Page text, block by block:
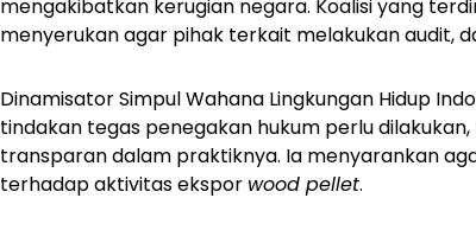
mengakibatkan kerugian negara. Koalisi yang
menyerukan agar pihak terkait melakukan audit,
Dinamisator Simpul Wahana Lingkungan Hidup
tindakan tegas penegakan hukum perlu
transparan dalam praktiknya. Ia menyarankan
terhadap aktivitas ekspor wood pellet.